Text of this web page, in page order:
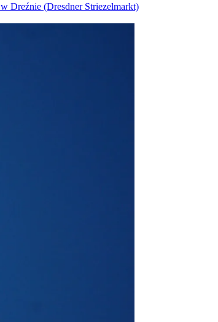
w Dreźnie (Dresdner Striezelmarkt)